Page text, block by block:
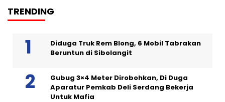
TRENDING
Diduga Truk Rem Blong, 6 Mobil Tabrakan
Beruntun di Sibolangit
Gubug 3×4 Meter Dirobohkan, Di Duga
Aparatur Pemkab Deli Serdang Bekerja
Untuk Mafia